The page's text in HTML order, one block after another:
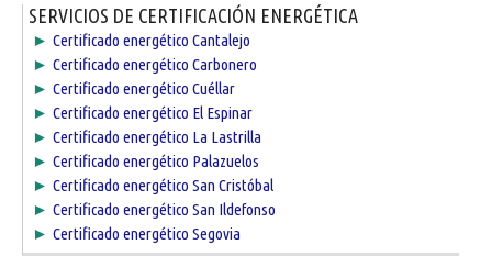
SERVICIOS DE CERTIFICACIÓN ENERGÉTICA
► Certificado energético Cantalejo
► Certificado energético Carbonero
► Certificado energético Cuéllar
► Certificado energético El Espinar
► Certificado energético La Lastrilla
► Certificado energético Palazuelos
► Certificado energético San Cristóbal
► Certificado energético San Ildefonso
► Certificado energético Segovia